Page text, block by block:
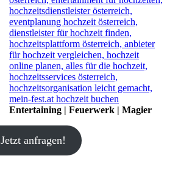
Entertaining | Feuerwerk | Magier
Jetzt anfragen!